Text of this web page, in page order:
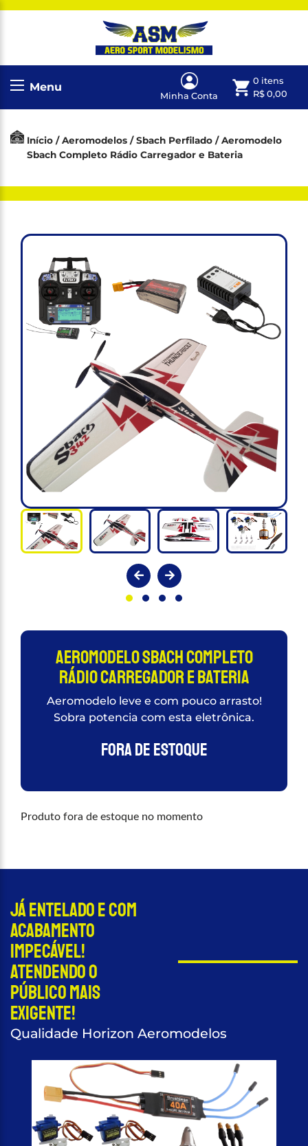
Menu
Minha Conta
0 itens
R$ 0,00
Início /Aeromodelos /Sbach Perfilado / Aeromodelo
Sbach Completo Rádio Carregador e Bateria
Aeromodelo Sbach Completo
Rádio Carregador e Bateria
Aeromodelo leve e com pouco arrasto!
Sobra potencia com esta eletrônica.
Fora de estoque
Produto fora de estoque no momento
Já entelado e com
acabamento
impecável!
Atendendo o
público mais
exigente!
Qualidade Horizon Aeromodelos